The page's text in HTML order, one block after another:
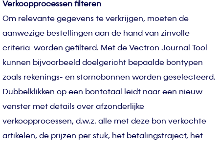
Verkoopprocessen filteren
Om relevante gegevens te verkrijgen, moeten de
aanwezige bestellingen aan de hand van zinvolle
criteria worden gefilterd. Met de Vectron Journal Tool
kunnen bijvoorbeeld doelgericht bepaalde bontypen
zoals rekenings- en stornobonnen worden geselecteerd.
Dubbelklikken op een bontotaal leidt naar een nieuw
venster met details over afzonderlijke
verkoopprocessen, d.w.z. alle met deze bon verkochte
artikelen, de prijzen per stuk, het betalingstraject, het